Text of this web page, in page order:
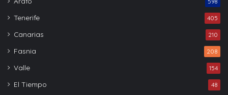
Tenerife 405
Canarias 210
Fasnia 208
Valle 154
El Tiempo 48